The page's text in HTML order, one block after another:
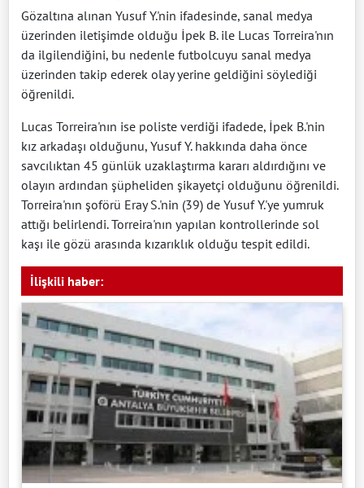
Gözaltına alınan Yusuf Y.'nin ifadesinde, sanal medya
üzerinden iletişimde olduğu İpek B. ile Lucas Torreira'nın
da ilgilendiğini, bu nedenle futbolcuyu sanal medya
üzerinden takip ederek olay yerine geldiğini söylediği
öğrenildi.
Lucas Torreira'nın ise poliste verdiği ifadede, İpek B.'nin
kız arkadaşı olduğunu, Yusuf Y. hakkında daha önce
savcılıktan 45 günlük uzaklaştırma kararı aldırdığını ve
olayın ardından şüpheliden şikayetçi olduğunu öğrenildi.
Torreira'nın şoförü Eray S.'nin (39) de Yusuf Y.'ye yumruk
attığı belirlendi. Torreira'nın yapılan kontrollerinde sol
kaşı ile gözü arasında kızarıklık olduğu tespit edildi.
İlişkili haber: